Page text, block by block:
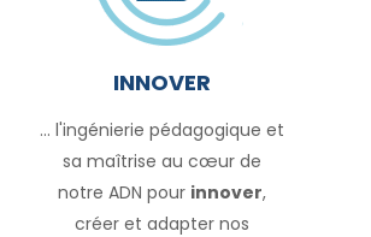
INNOVER
... l'ingénierie pédagogique et
sa maîtrise au cœur de
notre ADN pour innover,
créer et adapter nos